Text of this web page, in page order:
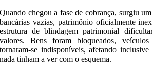
Quando chegou a fase de cobrança, surgiu
bancárias vazias, patrimônio oficialmente
estrutura de blindagem patrimonial
valores. Bens foram bloqueados,
tornaram-se indisponíveis, afetando
nada tinham a ver com o esquema.